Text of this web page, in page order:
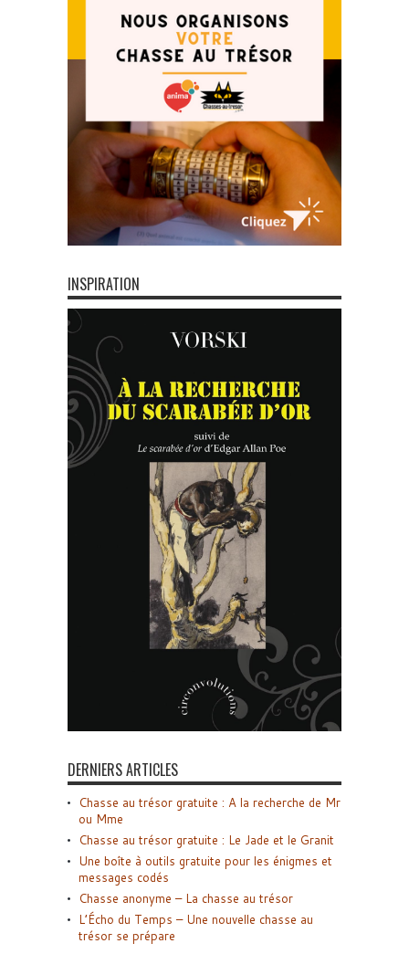
INSPIRATION
DERNIERS ARTICLES
Chasse au trésor gratuite : A la recherche de Mr
ou Mme
Chasse au trésor gratuite : Le Jade et le Granit
Une boîte à outils gratuite pour les énigmes et
messages codés
Chasse anonyme – La chasse au trésor
L’Écho du Temps – Une nouvelle chasse au
trésor se prépare